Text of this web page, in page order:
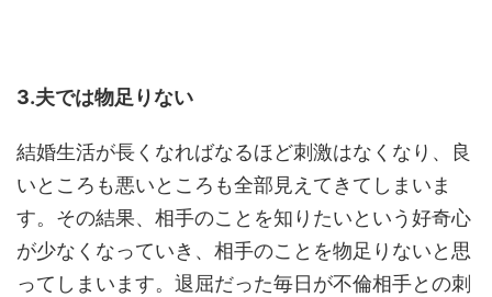
3.夫では物足りない
結婚生活が長くなればなるほど刺激はなくなり、良
いところも悪いところも全部見えてきてしまいま
す。その結果、相手のことを知りたいという好奇心
が少なくなっていき、相手のことを物足りないと思
ってしまいます。退屈だった毎日が不倫相手との刺